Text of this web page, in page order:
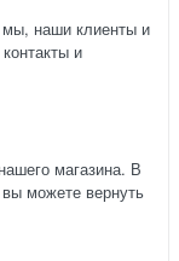
мы, наши клиенты и
и
магазина. В
можете вернуть